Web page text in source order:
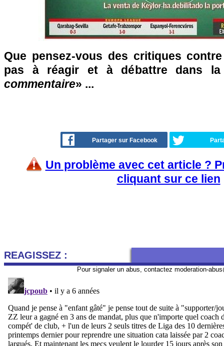
Que pensez-vous des critiques
pas à réagir et à débattre dans
commentaire» ...
Partager sur Facebook
Un problème avec cet article ?
cliquant sur ce lien
REAGISSEZ :
Pour signaler un abus, contactez moderation-